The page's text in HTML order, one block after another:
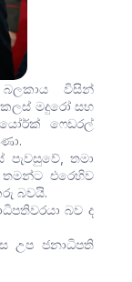
බලකාය විසින්
මදුරෝ සහ
ෆෙඩරල්
පැවසුවේ, තමා
තමන්ට එරෙහිව
බවයි.
බව ද
උප ජනාධිපති